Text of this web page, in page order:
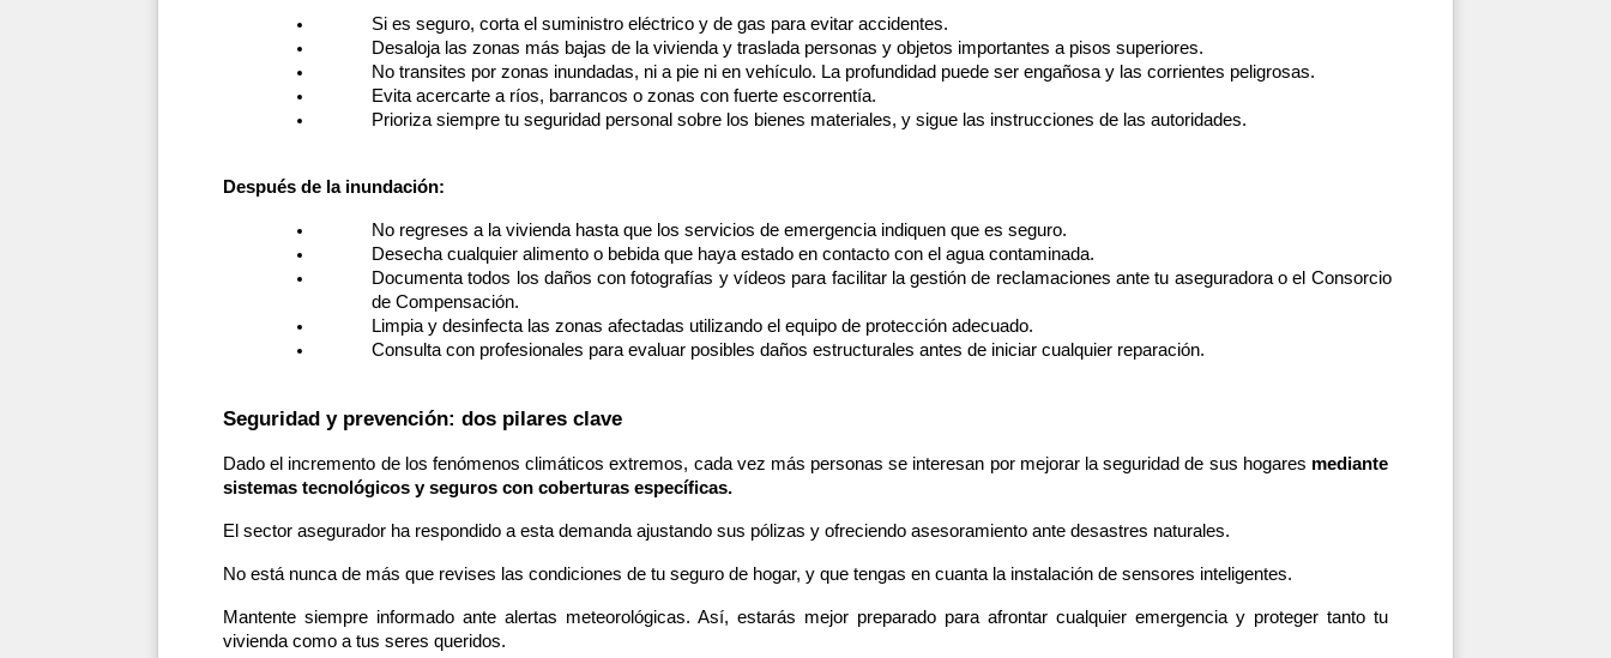
Si es seguro, corta el suministro eléctrico y de gas para evitar accidentes.
Desaloja las zonas más bajas de la vivienda y traslada personas y objetos importantes a pisos superiores.
No transites por zonas inundadas, ni a pie ni en vehículo. La profundidad puede ser engañosa y las corrientes peligrosas.
Evita acercarte a ríos, barrancos o zonas con fuerte escorrentía.
Prioriza siempre tu seguridad personal sobre los bienes materiales, y sigue las instrucciones de las autoridades.
Después de la inundación:
No regreses a la vivienda hasta que los servicios de emergencia indiquen que es seguro.
Desecha cualquier alimento o bebida que haya estado en contacto con el agua contaminada.
Documenta todos los daños con fotografías y vídeos para facilitar la gestión de reclamaciones ante tu aseguradora o el Consorcio
de Compensación.
Limpia y desinfecta las zonas afectadas utilizando el equipo de protección adecuado.
Consulta con profesionales para evaluar posibles daños estructurales antes de iniciar cualquier reparación.
Seguridad y prevención: dos pilares clave
Dado el incremento de los fenómenos climáticos extremos, cada vez más personas se interesan por mejorar la seguridad de sus hogares mediante
sistemas tecnológicos y seguros con coberturas específicas.
El sector asegurador ha respondido a esta demanda ajustando sus pólizas y ofreciendo asesoramiento ante desastres naturales.
No está nunca de más que revises las condiciones de tu seguro de hogar, y que tengas en cuanta la instalación de sensores inteligentes.
Mantente siempre informado ante alertas meteorológicas. Así, estarás mejor preparado para afrontar cualquier emergencia y proteger tanto tu
vivienda como a tus seres queridos.